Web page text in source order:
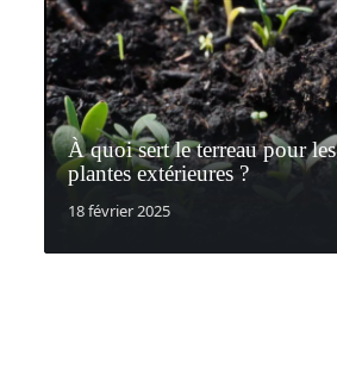
À quoi sert le terreau pour les
plantes extérieures ?
18 février 2025